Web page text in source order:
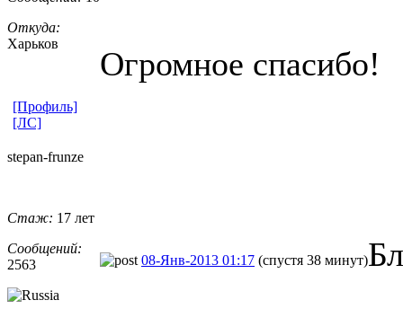
Откуда:
Харьков
Огромное спасибо!
[Профиль]
[ЛС]
stepan-frunz​e
Стаж: 17 лет
Сообщений:
2563
08-Янв-2013 01:17 (спустя 38 минут)